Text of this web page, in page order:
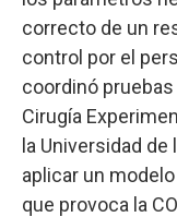
correcto de un
control por el
coordinó
Cirugía
la Universidad de
aplicar un
que provoca la